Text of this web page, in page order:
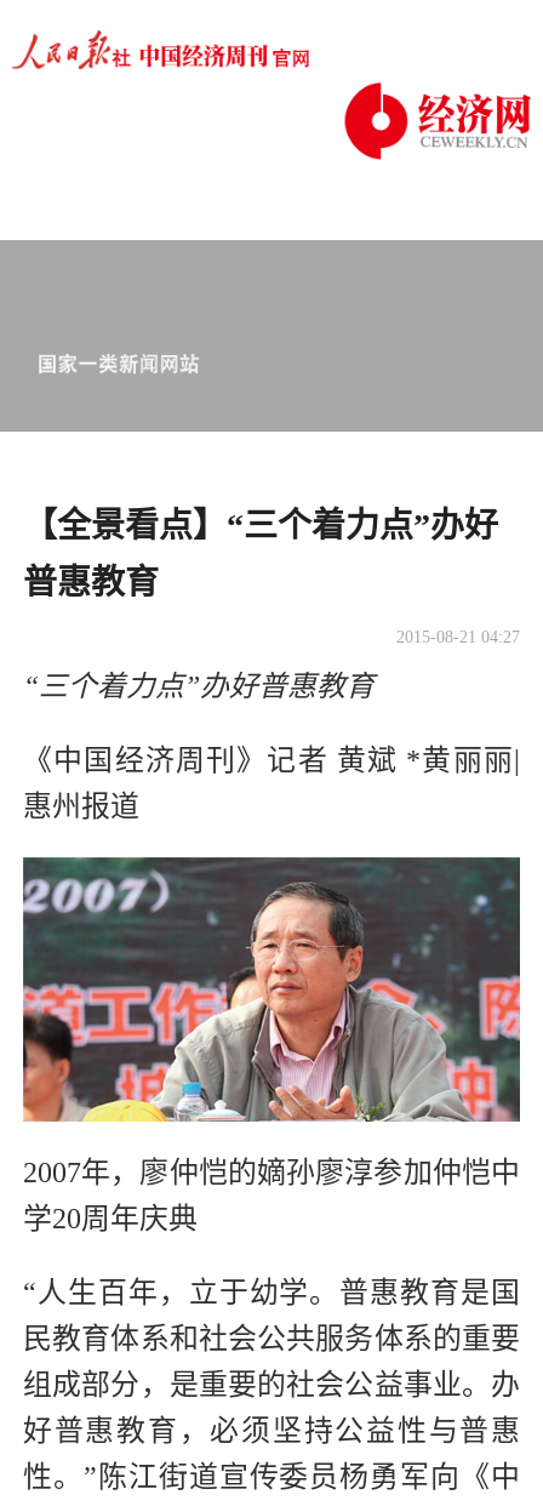
【全景看点】“三个着力点”办好
普惠教育
2015-08-21 04:27
“三个着力点”办好普惠教育
《中国经济周刊》记者 黄斌 *黄丽丽|
惠州报道
2007年，廖仲恺的嫡孙廖淳参加仲恺中
学20周年庆典
“人生百年，立于幼学。普惠教育是国
民教育体系和社会公共服务体系的重要
组成部分，是重要的社会公益事业。办
好普惠教育，必须坚持公益性与普惠
性。”陈江街道宣传委员杨勇军向《中